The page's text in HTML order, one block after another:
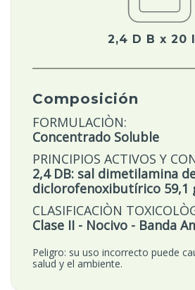
Composición
FORMULACIÒN:
Concentrado Soluble
PRINCIPIOS ACTIVOS Y
2,4 DB: sal dimetilamina
diclorofenoxibutírico 59,1
CLASIFICACIÒN
Clase II - Nocivo - Banda
Peligro: su uso incorrecto puede
salud y el ambiente.
2,4 D B x 20